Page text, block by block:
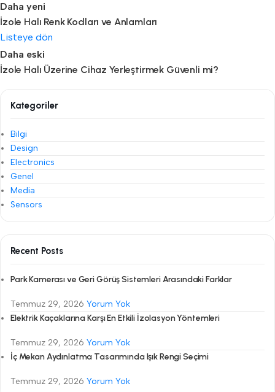
Daha yeni
İzole Halı Renk Kodları ve Anlamları
Listeye dön
Daha eski
İzole Halı Üzerine Cihaz Yerleştirmek Güvenli mi?
Kategoriler
Bilgi
Design
Electronics
Genel
Media
Sensors
Recent Posts
Park Kamerası ve Geri Görüş Sistemleri Arasındaki Farklar
Temmuz 29, 2026 Yorum Yok
Elektrik Kaçaklarına Karşı En Etkili İzolasyon Yöntemleri
Temmuz 29, 2026 Yorum Yok
İç Mekan Aydınlatma Tasarımında Işık Rengi Seçimi
Temmuz 29, 2026 Yorum Yok